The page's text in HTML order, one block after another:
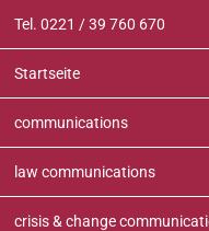
Inhalt
springen
Tel. 0221 / 39 760 670
Startseite
communications
law communications
crisis & change